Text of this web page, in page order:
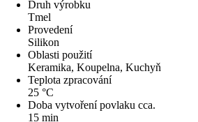
Druh výrobku
Tmel
Provedení
Silikon
Oblasti použití
Keramika, Koupelna, Kuchyň
Teplota zpracování
25 °C
Doba vytvoření povlaku cca.
15 min